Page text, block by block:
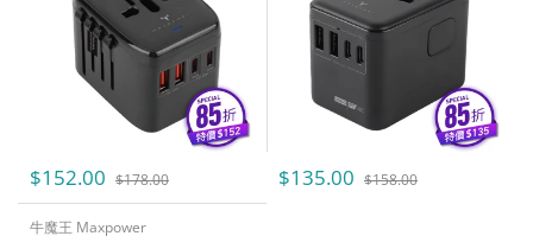
$152.00 $178.00 $135.00 $158.00
牛魔王 Maxpower